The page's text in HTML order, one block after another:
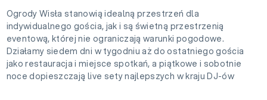
Ogrody Wisła stanowią idealną przestrzeń dla
indywidualnego gościa, jak i są świetną przestrzenią
eventową, której nie ograniczają warunki pogodowe.
Działamy siedem dni w tygodniu aż do ostatniego gościa
jako restauracja i miejsce spotkań, a piątkowe i sobotnie
noce dopieszczają live sety najlepszych w kraju DJ-ów